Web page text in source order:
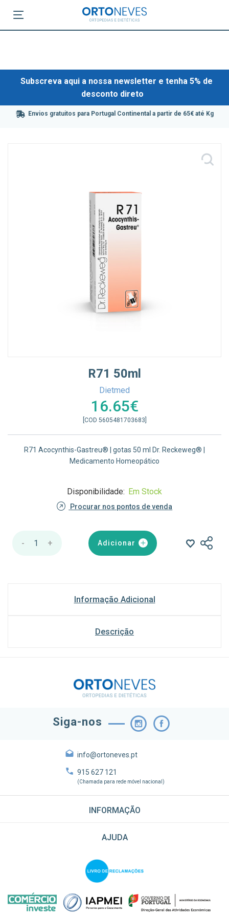
Subscreva aqui a nossa newsletter e tenha 5% de
desconto direto
Envios gratuitos para Portugal Continental a partir de 65€ até Kg
R71 50ml
Dietmed
16.65€
[COD 5605481703683]
R71 Acocynthis-Gastreu® | gotas 50 ml Dr. Reckeweg® |
Medicamento Homeopático
Disponibilidade: Em Stock
Procurar nos pontos de venda
- 1 + Adicionar
Informação Adicional
Descrição
Siga-nos
info@ortoneves.pt
915 627 121
(Chamada para rede móvel nacional)
INFORMAÇÃO
AJUDA